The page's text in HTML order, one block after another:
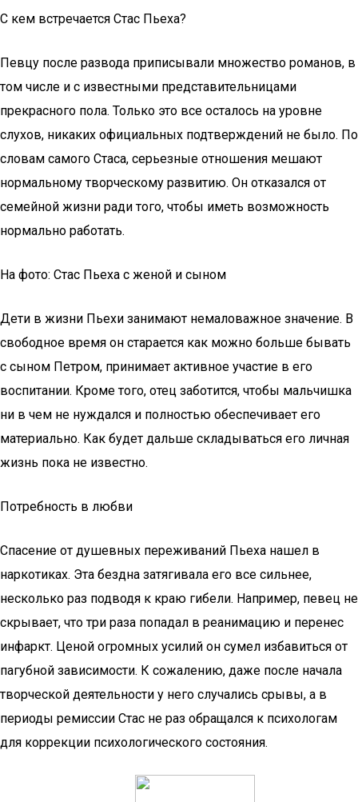
С кем встречается Стас Пьеха?
Певцу после развода приписывали множество романов, в
том числе и с известными представительницами
прекрасного пола. Только это все осталось на уровне
слухов, никаких официальных подтверждений не было. По
словам самого Стаса, серьезные отношения мешают
нормальному творческому развитию. Он отказался от
семейной жизни ради того, чтобы иметь возможность
нормально работать.
На фото: Стас Пьеха с женой и сыном
Дети в жизни Пьехи занимают немаловажное значение. В
свободное время он старается как можно больше бывать
с сыном Петром, принимает активное участие в его
воспитании. Кроме того, отец заботится, чтобы мальчишка
ни в чем не нуждался и полностью обеспечивает его
материально. Как будет дальше складываться его личная
жизнь пока не известно.
Потребность в любви
Спасение от душевных переживаний Пьеха нашел в
наркотиках. Эта бездна затягивала его все сильнее,
несколько раз подводя к краю гибели. Например, певец не
скрывает, что три раза попадал в реанимацию и перенес
инфаркт. Ценой огромных усилий он сумел избавиться от
пагубной зависимости. К сожалению, даже после начала
творческой деятельности у него случались срывы, а в
периоды ремиссии Стас не раз обращался к психологам
для коррекции психологического состояния.